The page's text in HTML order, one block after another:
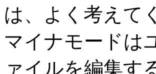
は、よく考えて
マイナモードは
ァイルを編集す